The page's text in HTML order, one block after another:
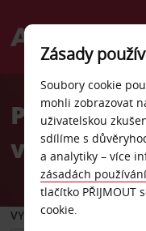
Welcome
AvisPronájem
východ
VYZVEDNOUT Z
Zásady
Soubory cookie
mohli zobrazovat
uživatelskou
sdílíme s
a analytiky – více
zásadách
tlačítko
cookie.